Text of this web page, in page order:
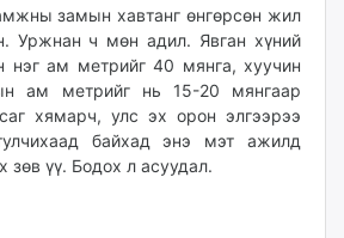
замын хавтанг өнгөрсөн жил
Уржнан ч мөн адил. Явган хүний
нэг ам метрийг 40 мянга, хуучин
ам метрийг нь 15-20 мянгаар
хямарч, улс эх орон элгээрээ
байхад энэ мэт ажилд
зөв үү. Бодох л асуудал.